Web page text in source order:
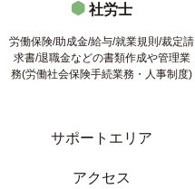
社労士
労働保険/助成金/給与/就業規則/裁定請
求書/退職金などの書類作成や管理業
務(労働社会保険手続業務・人事制度)
サポートエリア
アクセス